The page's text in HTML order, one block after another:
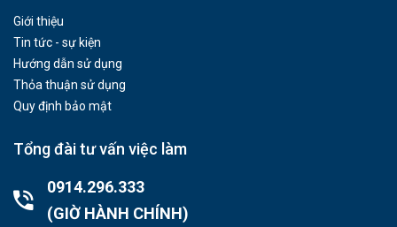
Giới thiệu
Tin tức - sự kiện
Hướng dẫn sử dụng
Thỏa thuận sử dụng
Quy định bảo mật
Tổng đài tư vấn việc làm
0914.296.333
(GIỜ HÀNH CHÍNH)